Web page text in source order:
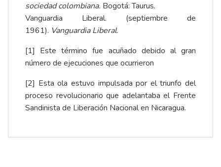
sociedad colombiana. Bogotá: Taurus.
Vanguardia Liberal. (septiembre de
1961). Vanguardia Liberal.
[1] Este término fue acuñado debido al gran
número de ejecuciones que ocurrieron
[2] Esta ola estuvo impulsada por el triunfo del
proceso revolucionario que adelantaba el Frente
Sandinista de Liberación Nacional en Nicaragua.